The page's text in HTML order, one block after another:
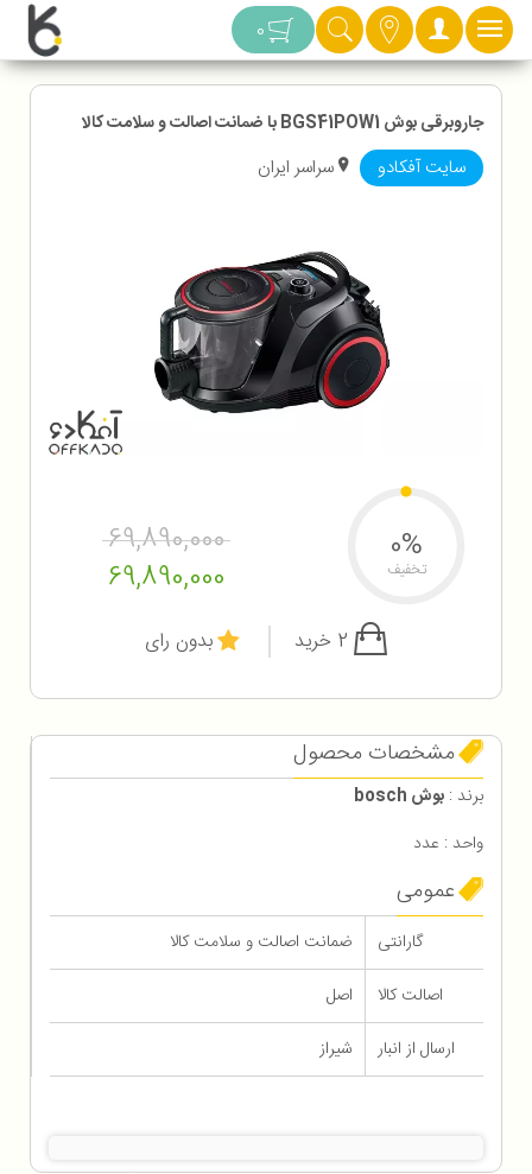
دسته بندی 0
جاروبرقی بوش BGS41POW1 با ضمانت اصالت و سلامت کالا
سایت آفکادو سراسر ایران
69,890,000
69,890,000
0%
تخفیف
بدون رای
مشخصات محصول
برند : بوش bosch
واحد : عدد
عمومی
گارانتی
ضمانت اصالت و سلامت کالا
اصالت کالا
اصل
ارسال از انبار
شیراز